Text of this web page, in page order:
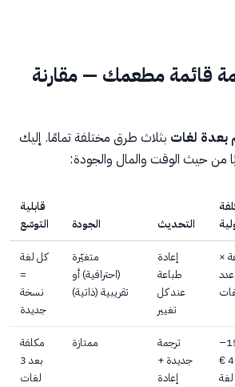
قائمة مطعمك — مقارنة
بعدة لغات بثلاث طرق مختلفة تمامًا. إليك
من حيث الوقت والمال والجودة:
التحديث الجودة
قابلية
التوسّع
×
عدد
إعادة
طباعة
عند كل
تغيير
متغيّرة
(احترافية) أو
تقريبية (ذاتية)
كل لغة
=
نسخة
جديدة
150–
400 €
ترجمة
جديدة +
إعادة
ممتازة
مكلفة
بعد 3
لغات